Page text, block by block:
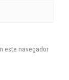
este navegador